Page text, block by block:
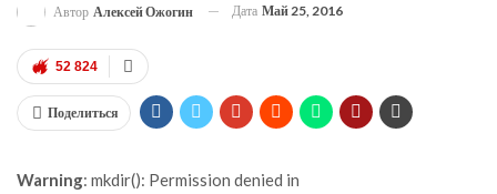
Автор Алексей Ожогин Дата Май 25, 2016
52 824
Поделиться
Warning: mkdir(): Permission denied in